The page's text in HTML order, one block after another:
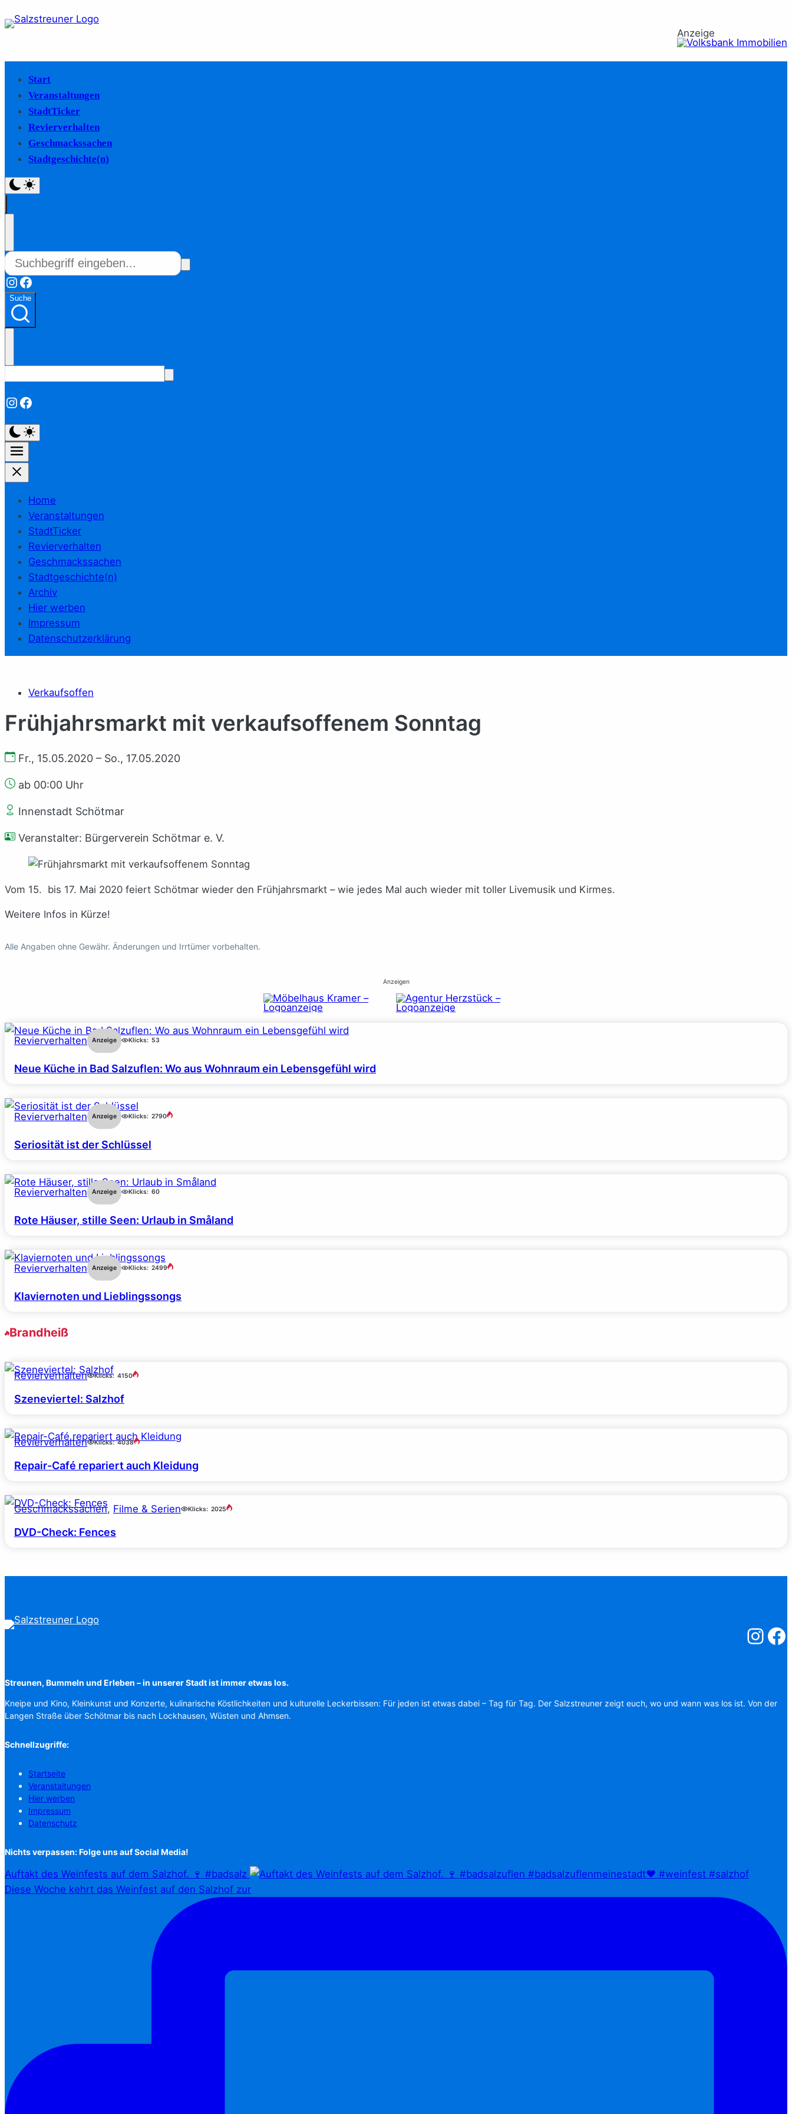
Anzeige
Start
Veranstaltungen
StadtTicker
Revierverhalten
Geschmackssachen
Stadtgeschichte(n)
Instagram
Facebook
Suche
Instagram
Facebook
Home
Veranstaltungen
StadtTicker
Revierverhalten
Geschmackssachen
Stadtgeschichte(n)
Archiv
Hier werben
Impressum
Datenschutzerklärung
Verkaufsoffen
Frühjahrsmarkt mit verkaufsoffenem Sonntag
Fr., 15.05.2020 – So., 17.05.2020
ab 00:00 Uhr
Innenstadt Schötmar
Veranstalter: Bürgerverein Schötmar e. V.
Vom 15. bis 17. Mai 2020 feiert Schötmar wieder den Frühjahrsmarkt – wie jedes Mal auch wieder mit toller Livemusik und Kirmes.
Weitere Infos in Kürze!
Alle Angaben ohne Gewähr. Änderungen und Irrtümer vorbehalten.
Anzeigen
Revierverhalten Anzeige Klicks: 53
Neue Küche in Bad Salzuflen: Wo aus Wohnraum ein Lebensgefühl wird
Revierverhalten Anzeige Klicks: 2790
Seriosität ist der Schlüssel
Revierverhalten Anzeige Klicks: 60
Rote Häuser, stille Seen: Urlaub in Småland
Revierverhalten Anzeige Klicks: 2499
Klaviernoten und Lieblingssongs
Brandheiß
Revierverhalten Klicks: 4150
Szeneviertel: Salzhof
Revierverhalten Klicks: 4038
Repair-Café repariert auch Kleidung
Geschmackssachen, Filme & Serien Klicks: 2025
DVD-Check: Fences
Streunen, Bummeln und Erleben – in unserer Stadt ist immer etwas los.
Kneipe und Kino, Kleinkunst und Konzerte, kulinarische Köstlichkeiten und kulturelle Leckerbissen: Für jeden ist etwas dabei – Tag für Tag. Der Salzstreuner zeigt euch, wo und wann was los ist. Von der
Langen Straße über Schötmar bis nach Lockhausen, Wüsten und Ahmsen.
Schnellzugriffe:
Startseite
Veranstaltungen
Hier werben
Impressum
Datenschutz
Nichts verpassen: Folge uns auf Social Media!
Auftakt des Weinfests auf dem Salzhof. 🍷 #badsalz
Diese Woche kehrt das Weinfest auf den Salzhof zur